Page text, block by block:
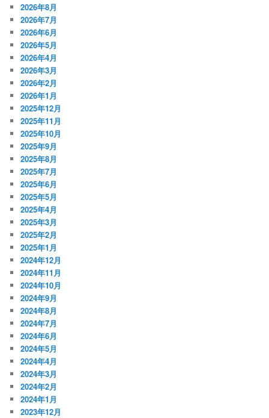
2026年8月
2026年7月
2026年6月
2026年5月
2026年4月
2026年3月
2026年2月
2026年1月
2025年12月
2025年11月
2025年10月
2025年9月
2025年8月
2025年7月
2025年6月
2025年5月
2025年4月
2025年3月
2025年2月
2025年1月
2024年12月
2024年11月
2024年10月
2024年9月
2024年8月
2024年7月
2024年6月
2024年5月
2024年4月
2024年3月
2024年2月
2024年1月
2023年12月